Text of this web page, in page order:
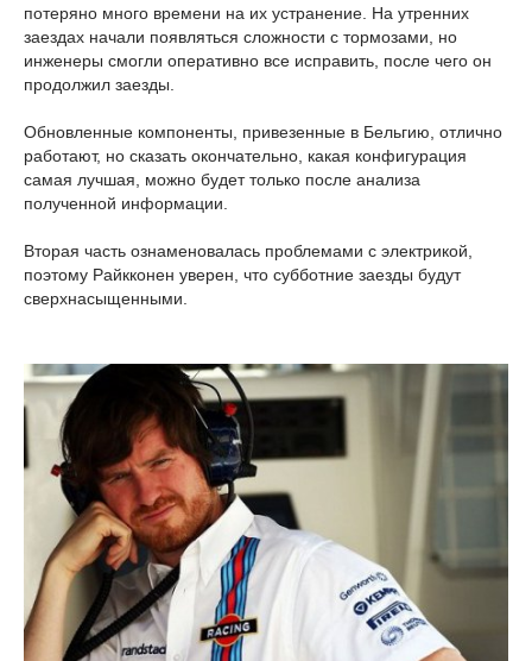
потеряно много времени на их устранение. На утренних
заездах начали появляться сложности с тормозами, но
инженеры смогли оперативно все исправить, после чего он
продолжил заезды.
Обновленные компоненты, привезенные в Бельгию, отлично
работают, но сказать окончательно, какая конфигурация
самая лучшая, можно будет только после анализа
полученной информации.
Вторая часть ознаменовалась проблемами с электрикой,
поэтому Райкконен уверен, что субботние заезды будут
сверхнасыщенными.